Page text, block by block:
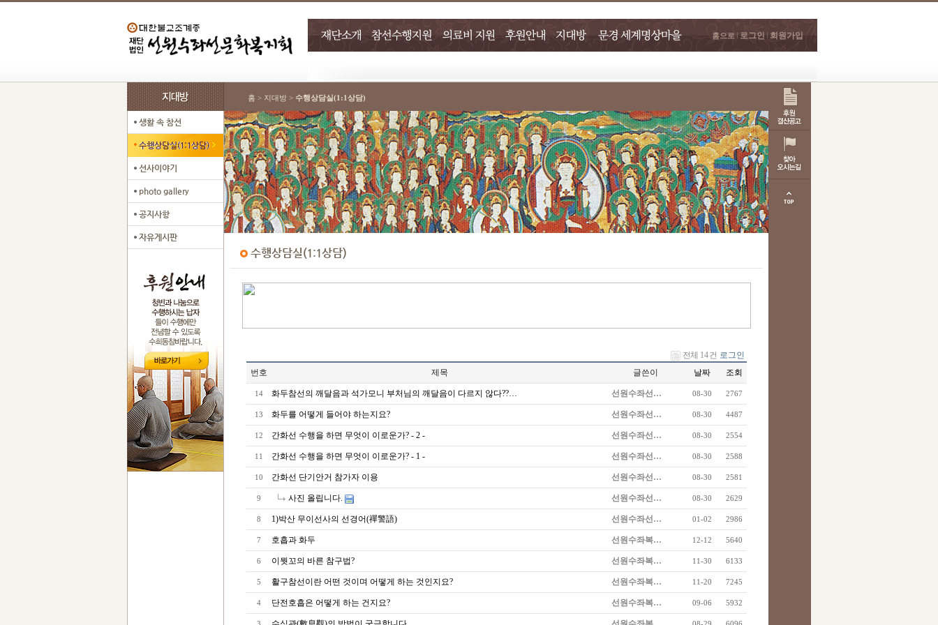
홈으로 로그인 회원가입
홈 > 지대방 > 수행상담실(1:1상담)
전체 14 건 로그인
번호
제목 글쓴이 날짜 조회
14 화두참선의 깨달음과 석가모니 부처님의 깨달음이 다르지 않다??… 선원수좌선… 08-30 2767
13 화두를 어떻게 들어야 하는지요? 선원수좌선… 08-30 4487
12 간화선 수행을 하면 무엇이 이로운가? - 2 - 선원수좌선… 08-30 2554
11 간화선 수행을 하면 무엇이 이로운가? - 1 - 선원수좌선… 08-30 2588
10 간화선 단기안거 참가자 이용 선원수좌선… 08-30 2581
9 사진 올립니다. 선원수좌선… 08-30 2629
8 1)박산 무이선사의 선경어(禪警語) 선원수좌선… 01-02 2986
7 호흡과 화두 선원수좌복… 12-12 5640
6 이뭣꼬의 바른 참구법? 선원수좌복… 11-30 6133
5 활구참선이란 어떤 것이며 어떻게 하는 것인지요? 선원수좌복… 11-20 7245
4 단전호흡은 어떻게 하는 건지요? 선원수좌복… 09-06 5932